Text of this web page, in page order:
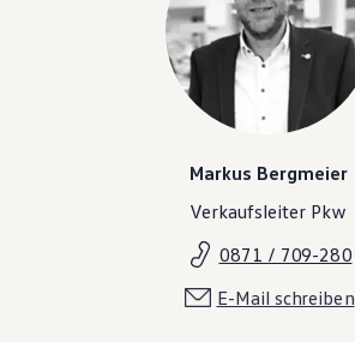
Lifestyle
Transport
Familie
Elektromobilität
Volkswagen R
Volkswagen Kundenbetreuung
Markus Bergmeier
Verkaufsleiter Pkw
0871 / 709-280
E-Mail schreiben